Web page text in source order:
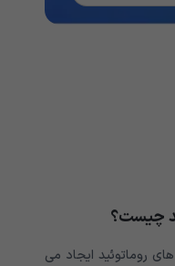
چیست؟
روماتوئید ایجاد می